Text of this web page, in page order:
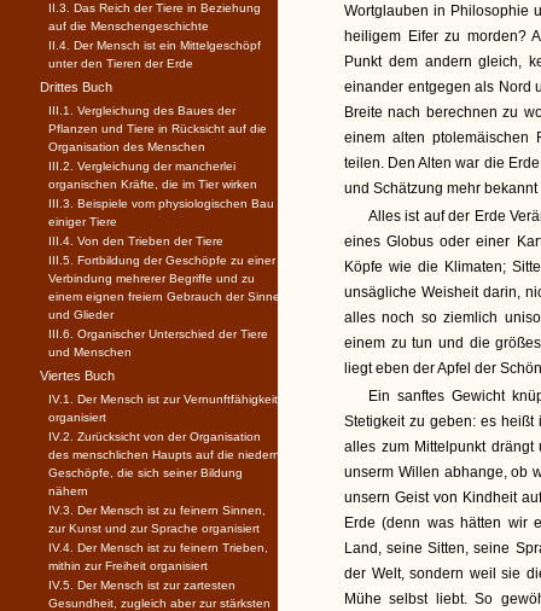
Wortglauben in Philosophie
heiligem Eifer zu morden?
Punkt dem andern gleich,
einander entgegen als Nord
Breite nach berechnen zu
einem alten ptolemäischen
teilen. Den Alten war die
und Schätzung mehr
Alles ist auf der Erde
eines Globus oder einer
Köpfe wie die Klimaten;
unsägliche Weisheit darin,
alles noch so ziemlich
einem zu tun und die
liegt eben der Apfel der
Ein sanftes Gewicht
Stetigkeit zu geben: es
alles zum Mittelpunkt
unserm Willen abhange, ob
unsern Geist von Kindheit
Erde (denn was hätten wir
Land, seine Sitten, seine
der Welt, sondern weil sie
Mühe selbst liebt. So
II.3. Das Reich der Tiere in Beziehung
auf die Menschengeschichte
II.4. Der Mensch ist ein Mittelgeschöpf
unter den Tieren der Erde
Drittes Buch
III.1. Vergleichung des Baues der
Pflanzen und Tiere in Rücksicht auf die
Organisation des Menschen
III.2. Vergleichung der mancherlei
organischen Kräfte, die im Tier wirken
III.3. Beispiele vom physiologischen Bau
einiger Tiere
III.4. Von den Trieben der Tiere
III.5. Fortbildung der Geschöpfe zu einer
Verbindung mehrerer Begriffe und zu
einem eignen freiern Gebrauch der Sinne
und Glieder
III.6. Organischer Unterschied der Tiere
und Menschen
Viertes Buch
IV.1. Der Mensch ist zur Vernunftfähigkeit
organisiert
IV.2. Zurücksicht von der Organisation
des menschlichen Haupts auf die niedern
Geschöpfe, die sich seiner Bildung
nähern
IV.3. Der Mensch ist zu feinern Sinnen,
zur Kunst und zur Sprache organisiert
IV.4. Der Mensch ist zu feinern Trieben,
mithin zur Freiheit organisiert
IV.5. Der Mensch ist zur zartesten
Gesundheit, zugleich aber zur stärksten